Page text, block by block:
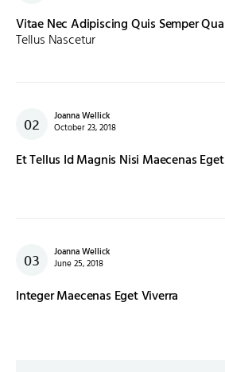
Vitae Nec Adipiscing Quis Semper
Tellus Nascetur
Joanna Wellick
October 23, 2018
Et Tellus Id Magnis Nisi Maecenas
Joanna Wellick
June 25, 2018
Integer Maecenas Eget Viverra